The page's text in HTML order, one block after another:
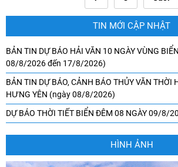
TIN MỚI CẬP NHẬT
BẢN TIN DỰ BÁO HẢI VĂN 10 NGÀY VÙNG
08/8/2026 đến 17/8/2026)
BẢN TIN DỰ BÁO, CẢNH BÁO THỦY VĂN THỜI
HƯNG YÊN (ngày 08/8/2026)
DỰ BÁO THỜI TIẾT BIỂN ĐÊM 08 NGÀY 09/8/
HÌNH ẢNH